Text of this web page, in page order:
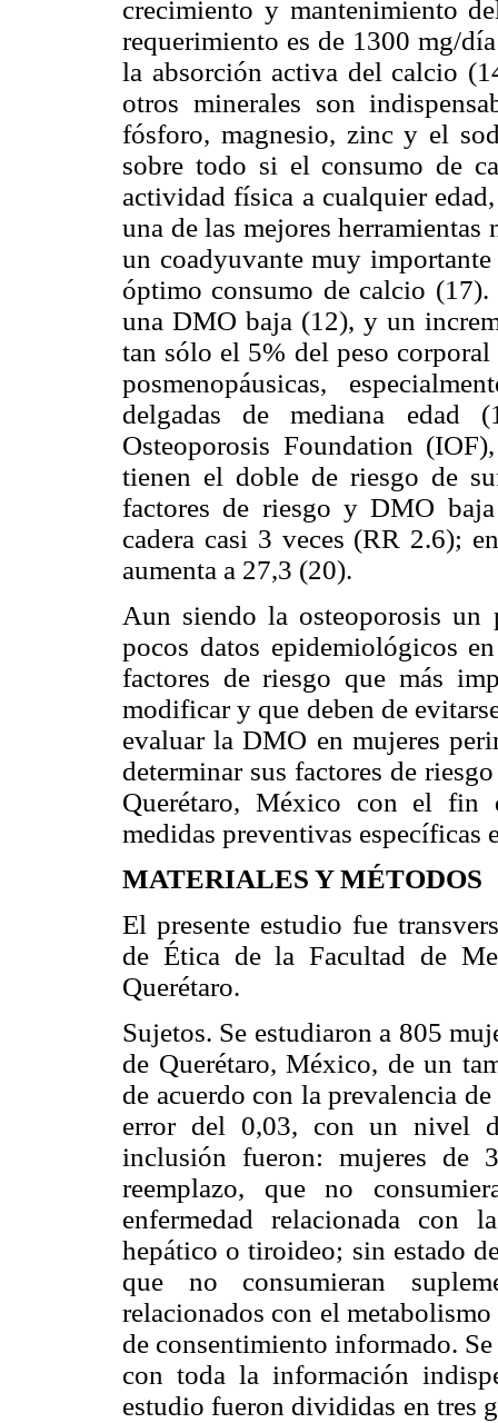
crecimiento y mantenimiento
requerimiento es de 1300 mg/
la absorción activa del calcio
otros minerales son
fósforo, magnesio, zinc y el
sobre todo si el consumo de
actividad física a cualquier
una de las mejores
un coadyuvante muy
óptimo consumo de calcio
una DMO baja (12), y un
tan sólo el 5% del peso corporal
posmenopáusicas,
delgadas de mediana edad
Osteoporosis Foundation
tienen el doble de riesgo de
factores de riesgo y DMO
cadera casi 3 veces (RR 2.6);
aumenta a 27,3 (20).
Aun siendo la osteoporosis un
pocos datos epidemiológicos
factores de riesgo que más
modificar y que deben de
evaluar la DMO en mujeres
determinar sus factores de
Querétaro, México con el fin
medidas preventivas específicas
MATERIALES Y MÉTODOS
El presente estudio fue
de Ética de la Facultad de
Querétaro.
Sujetos. Se estudiaron a 805
de Querétaro, México, de un
de acuerdo con la prevalencia
error del 0,03, con un nivel
inclusión fueron: mujeres de
reemplazo, que no
enfermedad relacionada con
hepático o tiroideo; sin estado
que no consumieran
relacionados con el
de consentimiento informado.
con toda la información
estudio fueron divididas en tres